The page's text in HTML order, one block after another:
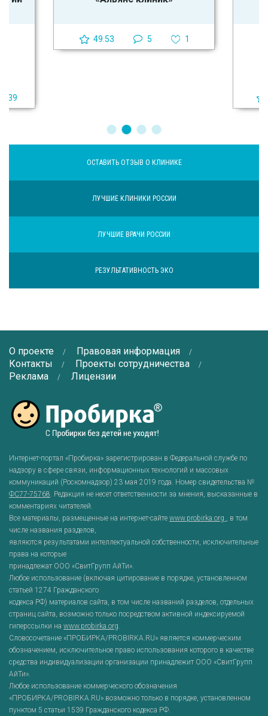
39
49.53 5 1
ОСТАВИТЬ ОТЗЫВ О КЛИНИКЕ
ЛУЧШИЕ КЛИНИКИ РОССИИ
ЛУЧШИЕ ВРАЧИ РОССИИ
РЕЗУЛЬТАТИВНОСТЬ ЭКО
О проекте
Правовая информация
Контакты
Проекты сотрудничества
Реклама
Лицензии
Интернет-портал «Пробирка» зарегистрирован в Федеральной службе по
надзору в сфере связи, информационных технологий и массовых
коммуникаций (Роскомнадзор) 23 мая 2019 года. Номер свидетельства №
ФС77-75768. Редакция не несет ответственности за мнения, высказанные в
комментариях читателей.
Все материалы, размещенные на интернет-сайте www.probirka.org , в том
числе названия разделов,
являются результатами интеллектуальной собственности, исключительные
права на которые
принадлежат ООО «СвитГрупп АйТи».
Любое использование (включая цитирование в порядке, установленном
статьей 1274 Гражданского
кодекса РФ) материалов сайта, в том числе названий разделов, отдельных
страниц сайта, возможно только посредством активной индексируемой
гиперссылки на www.probirka.org.
Словосочетание «ПРОБИРКА/PROBIRKA.RU» является коммерческим
обозначением, исключительное право использования которого в качестве
средства индивидуализации организации принадлежит ООО «СвитГрупп
АйТи».
Любое использование коммерческого обозначения
«ПРОБИРКА/PROBIRKA.RU» возможно только в порядке, установленном
пунктом 5 статьи 1539 Гражданского кодекса РФ.